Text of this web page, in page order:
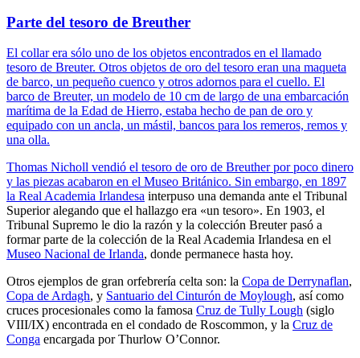
Parte del tesoro de Breuther
El collar era sólo uno de los objetos encontrados en el llamado
tesoro de Breuter. Otros objetos de oro del tesoro eran una maqueta
de barco, un pequeño cuenco y otros adornos para el cuello. El
barco de Breuter, un modelo de 10 cm de largo de una embarcación
marítima de la Edad de Hierro, estaba hecho de pan de oro y
equipado con un ancla, un mástil, bancos para los remeros, remos y
una olla.
Thomas Nicholl vendió el tesoro de oro de Breuther por poco dinero
y las piezas acabaron en el Museo Británico. Sin embargo, en 1897
la Real Academia Irlandesa interpuso una demanda ante el Tribunal
Superior alegando que el hallazgo era «un tesoro». En 1903, el
Tribunal Supremo le dio la razón y la colección Breuter pasó a
formar parte de la colección de la Real Academia Irlandesa en el
Museo Nacional de Irlanda, donde permanece hasta hoy.
Otros ejemplos de gran orfebrería celta son: la Copa de Derrynaflan,
Copa de Ardagh, y Santuario del Cinturón de Moylough, así como
cruces procesionales como la famosa Cruz de Tully Lough (siglo
VIII/IX) encontrada en el condado de Roscommon, y la Cruz de
Conga encargada por Thurlow O’Connor.